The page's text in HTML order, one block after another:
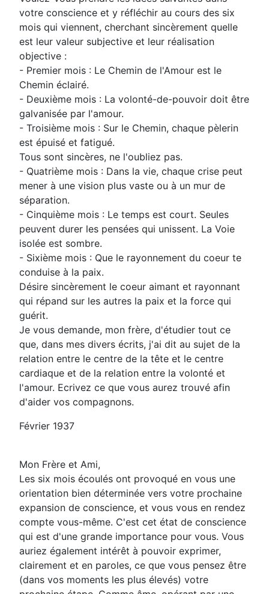
votre conscience et y réfléchir au cours des six
mois qui viennent, cherchant sincèrement quelle
est leur valeur subjective et leur réalisation
objective :
- Premier mois : Le Chemin de l'Amour est le
Chemin éclairé.
- Deuxième mois : La volonté-de-pouvoir doit être
galvanisée par l'amour.
- Troisième mois : Sur le Chemin, chaque pèlerin
est épuisé et fatigué.
Tous sont sincères, ne l'oubliez pas.
- Quatrième mois : Dans la vie, chaque crise peut
mener à une vision plus vaste ou à un mur de
séparation.
- Cinquième mois : Le temps est court. Seules
peuvent durer les pensées qui unissent. La Voie
isolée est sombre.
- Sixième mois : Que le rayonnement du coeur te
conduise à la paix.
Désire sincèrement le coeur aimant et rayonnant
qui répand sur les autres la paix et la force qui
guérit.
Je vous demande, mon frère, d'étudier tout ce
que, dans mes divers écrits, j'ai dit au sujet de la
relation entre le centre de la tête et le centre
cardiaque et de la relation entre la volonté et
l'amour. Ecrivez ce que vous aurez trouvé afin
d'aider vos compagnons.
Février 1937
Mon Frère et Ami,
Les six mois écoulés ont provoqué en vous une
orientation bien déterminée vers votre prochaine
expansion de conscience, et vous vous en rendez
compte vous-même. C'est cet état de conscience
qui est d'une grande importance pour vous. Vous
auriez également intérêt à pouvoir exprimer,
clairement et en paroles, ce que vous pensez être
(dans vos moments les plus élevés) votre